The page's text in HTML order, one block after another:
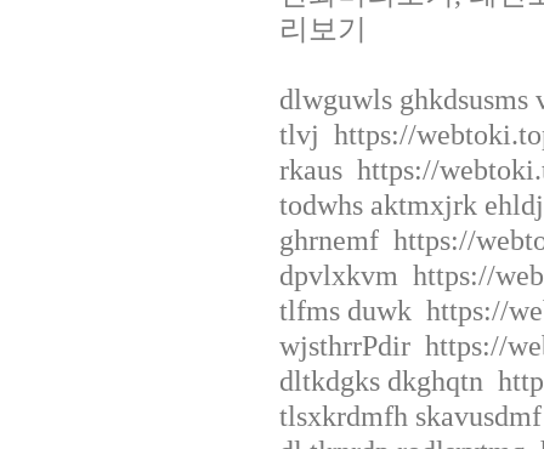
리보기
dlwguwls
tlvj https://
rkaus https://
todwhs aktmxjrk
ghrnemf https://
dpvlxkvm https://
tlfms duwk https://
wjsthrrPdir https://
dltkdgks dkghqtn
tlsxkrdmfh